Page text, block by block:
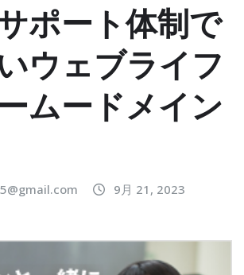
ポート体制で
ウェブライフ
ムードメイン
9月 21, 2023